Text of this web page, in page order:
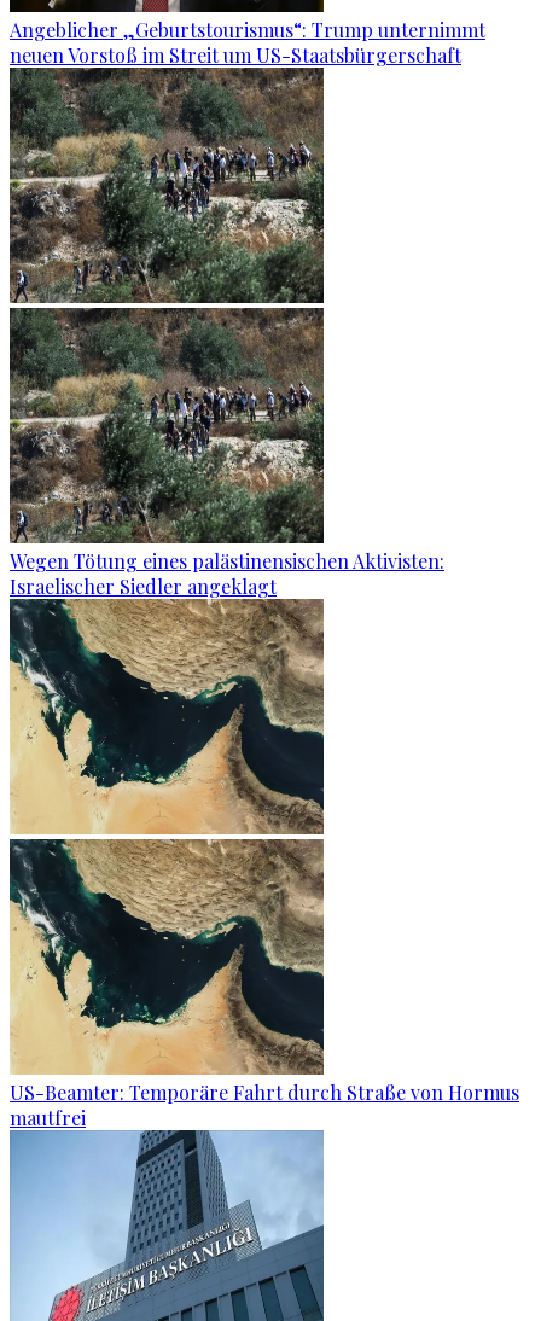
Angeblicher „Geburtstourismus“: Trump unternimmt
neuen Vorstoß im Streit um US-Staatsbürgerschaft
Wegen Tötung eines palästinensischen Aktivisten:
Israelischer Siedler angeklagt
US-Beamter: Temporäre Fahrt durch Straße von Hormus
mautfrei